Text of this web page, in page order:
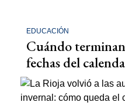
EDUCACIÓN
Cuándo terminan
fechas del